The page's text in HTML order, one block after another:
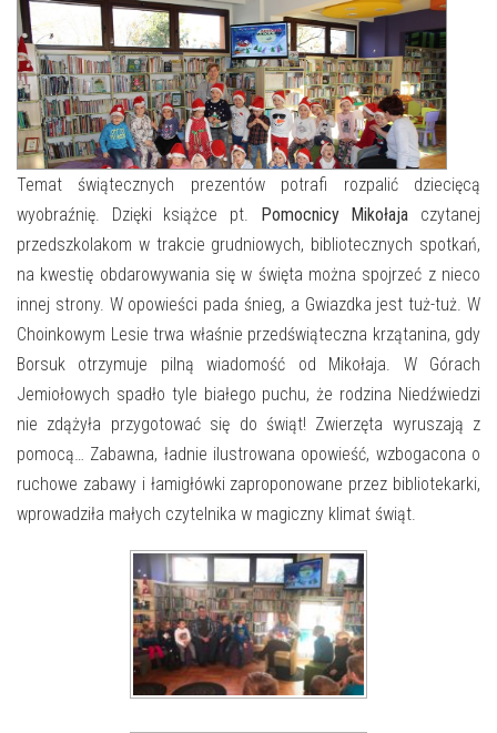
AKTUALNOŚCI
NAJBLIŻSZE WYDARZENIA
WYDARZENIA BIEŻĄCE
WYDARZYŁO SIĘ
NASZA OFERTA
STREFA WIEDZY O REGIONIE
STREFA KOLORU
FORMY STAŁE
NASZE FILIE
POLECANE STRONY
WYDARZENIA KULTURALNE
FOTO
E-INFORMATOR
O NAS
Temat świątecznych prezentów potrafi rozpalić dziecięcą
wyobraźnię. Dzięki książce pt. Pomocnicy Mikołaja czytanej
przedszkolakom w trakcie grudniowych, bibliotecznych spotkań,
na kwestię obdarowywania się w święta można spojrzeć z nieco
innej strony. W opowieści pada śnieg, a Gwiazdka jest tuż-tuż. W
Choinkowym Lesie trwa właśnie przedświąteczna krzątanina, gdy
Borsuk otrzymuje pilną wiadomość od Mikołaja. W Górach
Jemiołowych spadło tyle białego puchu, że rodzina Niedźwiedzi
nie zdążyła przygotować się do świąt! Zwierzęta wyruszają z
pomocą… Zabawna, ładnie ilustrowana opowieść, wzbogacona o
ruchowe zabawy i łamigłówki zaproponowane przez bibliotekarki,
wprowadziła małych czytelnika w magiczny klimat świąt.